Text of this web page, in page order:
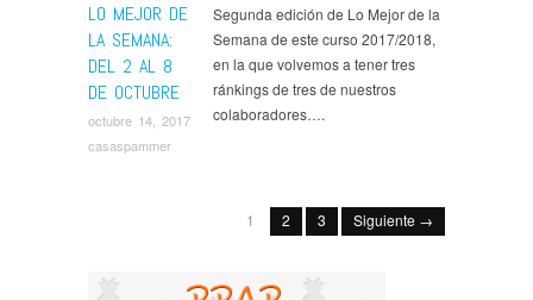
LO MEJOR DE
LA SEMANA:
DEL 2 AL 8
DE OCTUBRE
octubre 14, 2017
casaspammer
Segunda edición de Lo Mejor de la
Semana de este curso 2017/2018,
en la que volvemos a tener tres
ránkings de tres de nuestros
colaboradores….
1 2 3 Siguiente →